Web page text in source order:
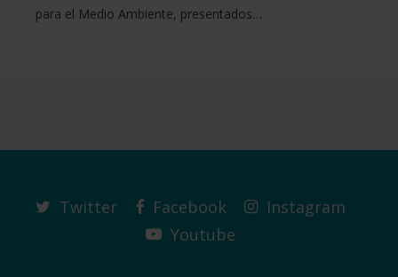
para el Medio Ambiente, presentados…
Twitter Facebook
Instagram
Youtube